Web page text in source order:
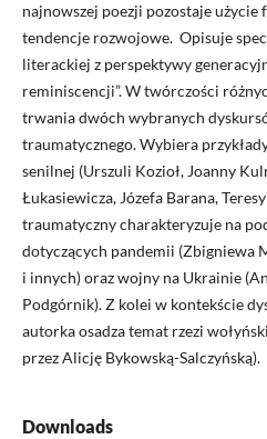
najnowszej poezji pozostaje użycie
tendencje rozwojowe. Opisuje
literackiej z perspektywy
reminiscencji”. W twórczości
trwania dwóch wybranych
traumatycznego. Wybiera
senilnej (Urszuli Kozioł, Joanny
Łukasiewicza, Józefa Barana,
traumatyczny charakteryzuje na
dotyczących pandemii (Zbigniewa
i innych) oraz wojny na Ukrainie
Podgórnik). Z kolei w kontekście
autorka osadza temat rzezi
przez Alicję Bykowską-Salczyńską).
Downloads